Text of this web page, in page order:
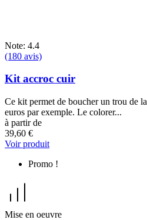
Note: 4.4
(180 avis)
Kit accroc cuir
Ce kit permet de boucher un trou de
euros par exemple. Le colorer...
à partir de
39,60 €
Voir produit
Promo !
Mise en oeuvre